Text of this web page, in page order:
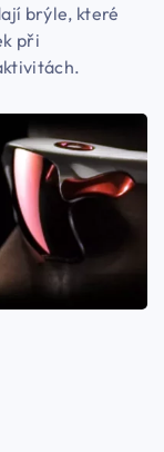
brýle, které
při